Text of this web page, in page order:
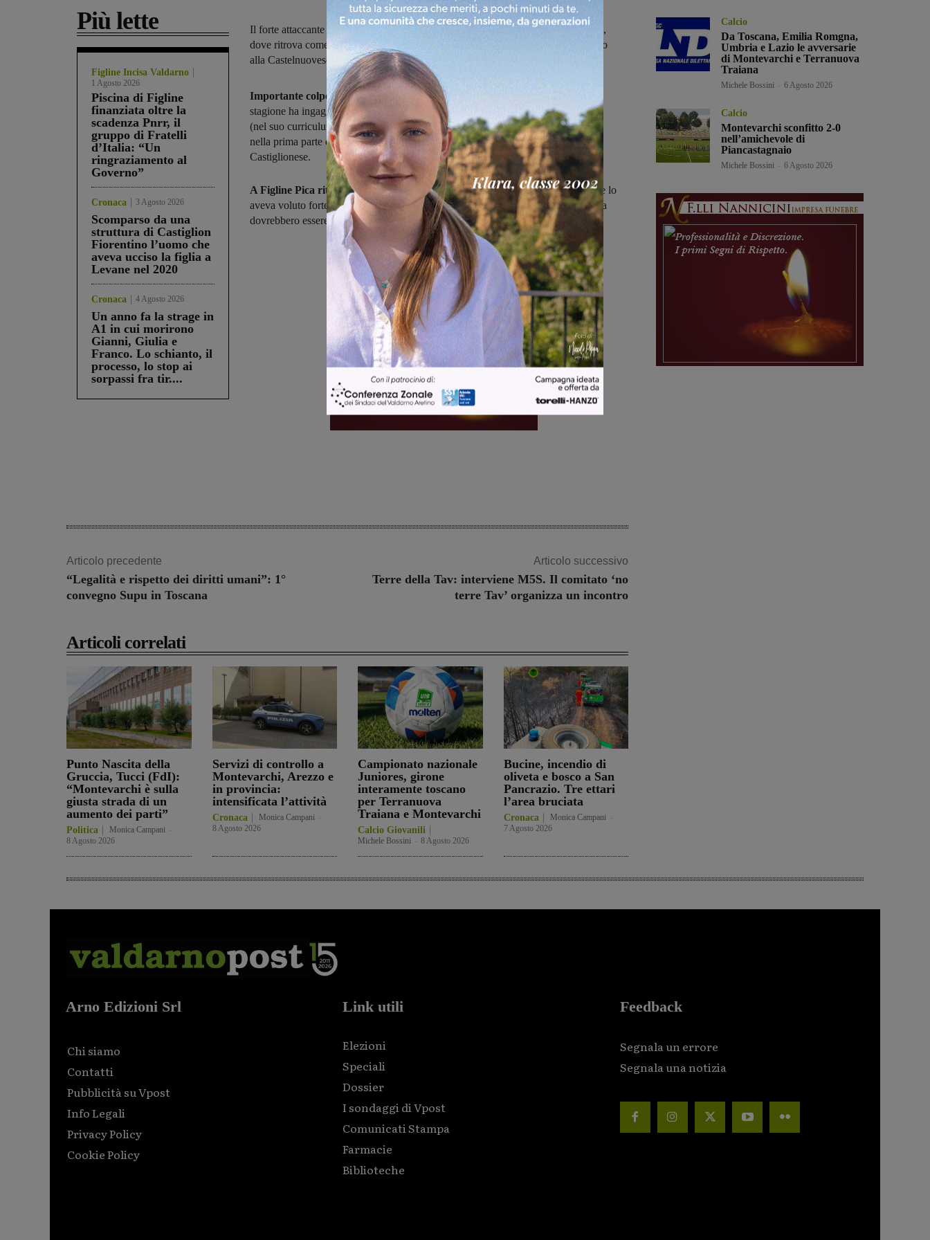
Più lette
Figline Incisa Valdarno
1 Agosto 2026
Piscina di Figline
finanziata oltre la
scadenza Pnrr, il
gruppo di Fratelli
d’Italia: “Un
ringraziamento al
Governo”
Cronaca 3 Agosto 2026
Scomparso da una
struttura di Castiglion
Fiorentino l’uomo che
aveva ucciso la figlia a
Levane nel 2020
Cronaca 4 Agosto 2026
Un anno fa la strage in
A1 in cui morirono
Gianni, Giulia e
Franco. Lo schianto, il
processo, lo stop ai
sorpassi fra tir....
Il forte attaccante si è accordato per la prossima stagione con il sodalizio gialloblù,
dove ritrova come allenatore Alessio Cocollini, che lo scorso anno lo aveva voluto
alla Castelnuovese
Importante colpo di mercato messo a segno dal Figline,che per la prossima
stagione ha ingaggiato l'attaccante classe 1983
Salvatore Pica
, bomber di razza
(nel suo curriculum Sangiovannese e Castello Gruop fra le tante) lo scorso anno
nella prima parte della stagione alla Castelnuovese, prima di approdare alla
Castiglionese.
A Figline Pica ritrova in panchina Alessio Cocollini, suo grande estimatore che lo
aveva voluto fortemente lo scorso anno alla Castelnuovese. La prossima settimana
dovrebbero essere ufficializzati altri arriviin gialloblù.
Articolo precedente
“Legalità e rispetto dei diritti umani”: 1°
convegno Supu in Toscana
Articolo successivo
Terre della Tav: interviene M5S. Il comitato ‘no
terre Tav’ organizza un incontro
Articoli correlati
Punto Nascita della
Gruccia, Tucci (FdI):
“Montevarchi è sulla
giusta strada di un
aumento dei parti”
Politica Monica Campani
8 Agosto 2026
Servizi di controllo a
Montevarchi, Arezzo e
in provincia:
intensificata l’attività
Cronaca Monica Campani
8 Agosto 2026
Campionato nazionale
Juniores, girone
interamente toscano
per Terranuova
Traiana e Montevarchi
Calcio Giovanili
Michele Bossini 8 Agosto 2026
Bucine, incendio di
oliveta e bosco a San
Pancrazio. Tre ettari
l’area bruciata
Cronaca Monica Campani
7 Agosto 2026
Calcio
Da Toscana, Emilia Romgna,
Umbria e Lazio le avversarie
di Montevarchi e Terranuova
Traiana
Michele Bossini 6 Agosto 2026
Calcio
Montevarchi sconfitto 2-0
nell’amichevole di
Piancastagnaio
Michele Bossini 6 Agosto 2026
Arno Edizioni Srl
Chi siamo
Contatti
Pubblicità su Vpost
Info Legali
Privacy Policy
Cookie Policy
Link utili
Elezioni
Speciali
Dossier
I sondaggi di Vpost
Comunicati Stampa
Farmacie
Biblioteche
Feedback
Segnala un errore
Segnala una notizia